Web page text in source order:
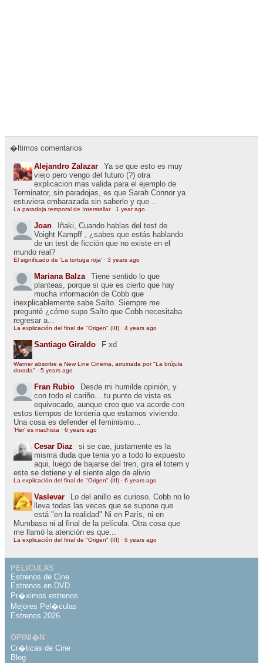
�ltimos comentarios
Alejandro Zalazar
Ya se que esto es muy
viejo pero vengo del futuro (?) otra
explicacion mas valida para el ejemplo de
Terminator, sin paradojas, es que Sarah Connor ya
estuviera embarazada sin saberlo y que...
La paradoja temporal de Interstellar· 1 year ago
Joan
Iñaki, Cuando hablas del test de
Voight Kampff , ¿sabes que estás hablando
de un test de ficción que no existe en el
mundo real?
El significado de 'La tortuga roja' · 3 years ago
Mariana Balza
Tiene sentido lo que
planteas, porque si que es cierto que hay
mucha información de Cobb que
inexplicablemente sabe Saíto. Siempre me
pregunté ¿cómo supo Saíto que Cobb necesitaba
regresar a...
La explicación del final de "Origen" (III) · 4 years ago
Santiago Giraldo F xd
Warner absorbe a New Line Cinema, arruinada por "La brújula
dorada" · 5 years ago
Fran Rubio
Desde mi humilde opinión, y
con todo el cariño... tu punto de vista es
equivocado, aunque creo que va acorde con
estos tiempos de tontería que estamos viviendo.
Una cosa es defender el feminismo...
'Her' es machista · 6 years ago
Cesar Diaz
si se cae, justamente es la
misma duda que tenia yo a todo lo expuesto
aqui, luego de bajarse del tren, gira el totem y
este se detiene y el siente algo de alivio
La explicación del final de "Origen" (III) · 6 years ago
Vaslevar
Lo del anillo es curioso. Cobb no lo
lleva todas las veces que se supone que
está "en la realidad" Ni en París, ni en
Mumbasa ni al final de la película. Otra cosa que
me llamó la atención es que...
La explicación del final de "Origen" (III) · 6 years ago
PELICULAS
Estrenos de Cine
Estrenos en DVD
Pr�ximos estrenos
Mejores Pel�culas
Estrenos 2026
OPINI�N
Cr�ticas de Cine
Blog